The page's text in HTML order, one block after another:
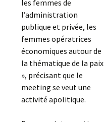
les femmes de
l’administration
publique et privée, les
femmes opératrices
économiques autour de
la thématique de la paix
», précisant que le
meeting se veut une
activité apolitique.